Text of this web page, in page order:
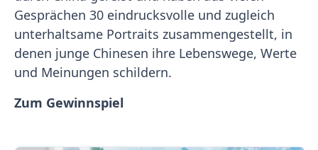
Gesprächen 30 eindrucksvolle und zugleich
unterhaltsame Portraits zusammengestellt, in
denen junge Chinesen ihre Lebenswege, Werte
und Meinungen schildern.
Zum Gewinnspiel